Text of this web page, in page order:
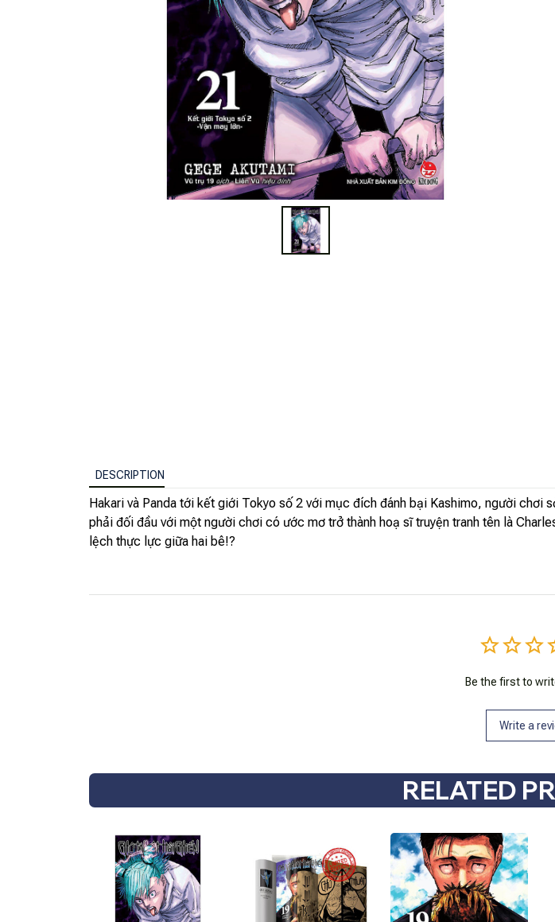
DESCRIPTION
Hakari và Panda tới kết giới Tokyo số 2 với mục đích đánh bại Kashimo, người chơi
phải đối đầu với một người chơi có ước mơ trở thành hoạ sĩ truyện tranh tên là
lệch thực lực giữa hai bê!?
Be the first to
Write a
RELATED